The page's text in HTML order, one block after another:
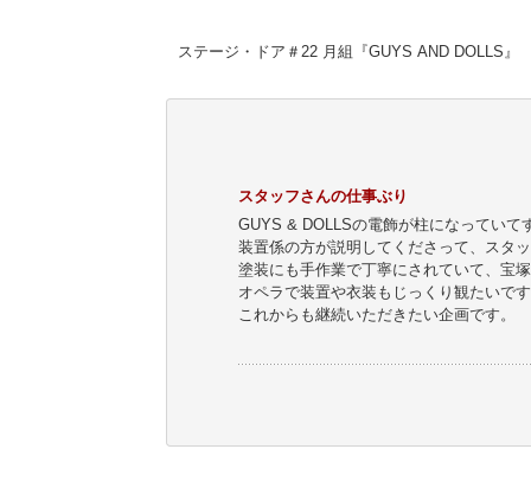
ステージ・ドア＃22 月組『GUYS AND DOLLS』
スタッフさんの仕事ぶり
GUYS & DOLLSの電飾が柱になっていて
装置係の方が説明してくださって、スタ
塗装にも手作業で丁寧にされていて、宝
オペラで装置や衣装もじっくり観たいで
これからも継続いただきたい企画です。